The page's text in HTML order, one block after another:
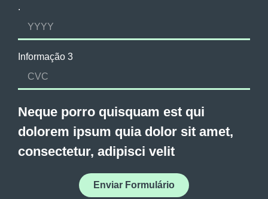
.
Informação 3
Neque porro quisquam est qui
dolorem ipsum quia dolor sit amet,
consectetur, adipisci velit
Enviar Formulário